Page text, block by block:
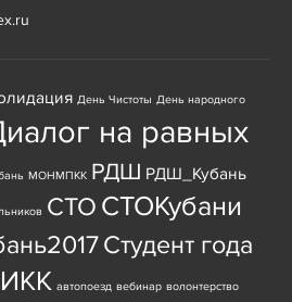
День Чистоты День народного
на равных
МОНМПКК РДШ РДШ_Кубань
СТО СТОКубани
Студент года
автопоезд вебинар волонтерство